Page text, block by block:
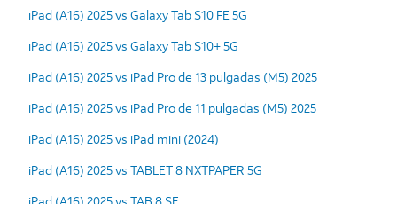
iPad (A16) 2025 vs Galaxy Tab S10 FE 5G
iPad (A16) 2025 vs Galaxy Tab S10+ 5G
iPad (A16) 2025 vs iPad Pro de 13 pulgadas (M5) 2025
iPad (A16) 2025 vs iPad Pro de 11 pulgadas (M5) 2025
iPad (A16) 2025 vs iPad mini (2024)
iPad (A16) 2025 vs TABLET 8 NXTPAPER 5G
iPad (A16) 2025 vs TAB 8 SE